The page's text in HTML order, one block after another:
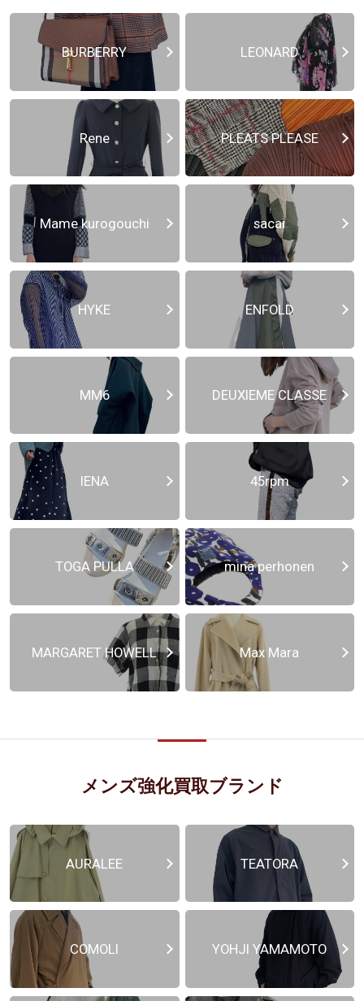
BURBERRY LEONARD
Rene PLEATS PLEASE
Mame kurogouchi sacai
HYKE ENFOLD
MM6 DEUXIEME CLASSE
IENA 45rpm
TOGA PULLA mina perhonen
MARGARET HOWELL Max Mara
メンズ強化買取ブランド
AURALEE TEATORA
COMOLI YOHJI YAMAMOTO